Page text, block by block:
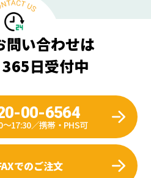
問い合わせは
日受付中
00-6564
〜17:30／携帯・PHS可
でのご注文